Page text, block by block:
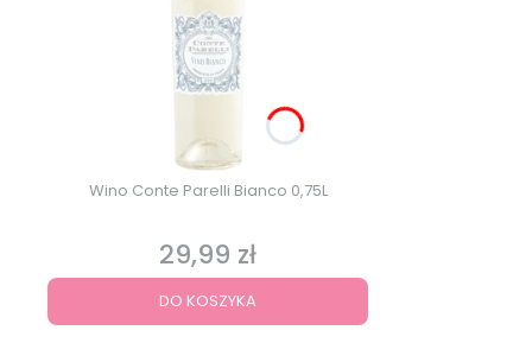
Wino Conte Parelli Bianco 0,75L
Cena
29,99 zł
DO KOSZYKA